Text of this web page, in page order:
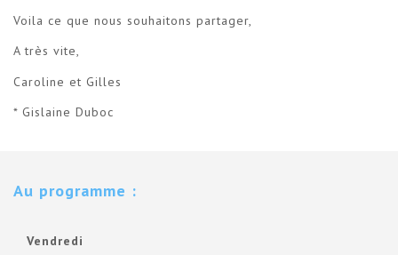
Voila ce que nous souhaitons partager,
A très vite,
Caroline et Gilles
* Gislaine Duboc
Au programme :
Vendredi